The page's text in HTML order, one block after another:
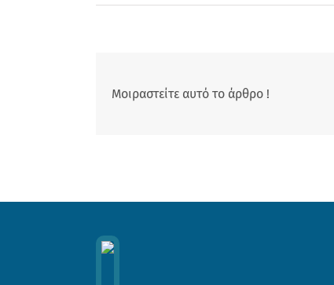
Μοιραστείτε αυτό το άρθρο !